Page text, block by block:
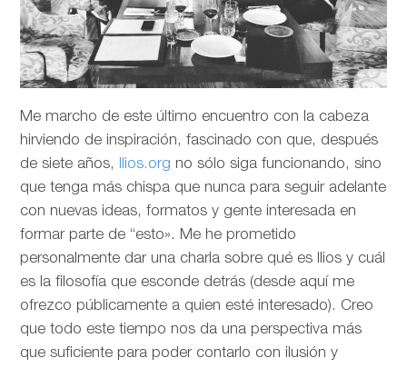
Me marcho de este último encuentro con la cabeza
hirviendo de inspiración, fascinado con que, después
de siete años, Ilios.org no sólo siga funcionando, sino
que tenga más chispa que nunca para seguir adelante
con nuevas ideas, formatos y gente interesada en
formar parte de “esto». Me he prometido
personalmente dar una charla sobre qué es Ilios y cuál
es la filosofía que esconde detrás (desde aquí me
ofrezco públicamente a quien esté interesado). Creo
que todo este tiempo nos da una perspectiva más
que suficiente para poder contarlo con ilusión y